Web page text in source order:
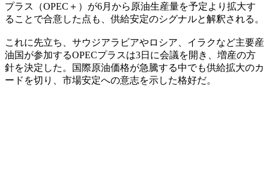
プラス（OPEC＋）が6月から原油生産量を予定より拡大す
ることで合意した点も、供給安定のシグナルと解釈される。
これに先立ち、サウジアラビアやロシア、イラクなど主要産
油国が参加するOPECプラスは3日に会議を開き、増産の方
針を決定した。国際原油価格が急騰する中でも供給拡大のカ
ードを切り、市場安定への意志を示した格好だ。